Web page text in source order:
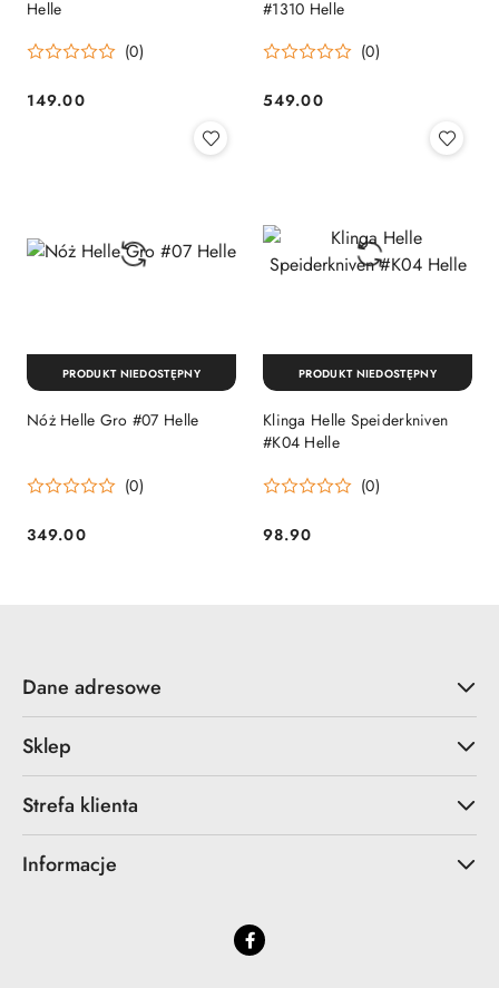
Helle
(0)
Cena:
149.00
#1310 Helle
(0)
Cena:
549.00
Nóż Helle Gro #07 Helle
(0)
Cena:
349.00
PRODUKT NIEDOSTĘPNY
Klinga Helle Speiderkniven
#K04 Helle
(0)
Cena:
98.90
PRODUKT NIEDOSTĘPNY
Dane adresowe
Sklep
Strefa klienta
Informacje